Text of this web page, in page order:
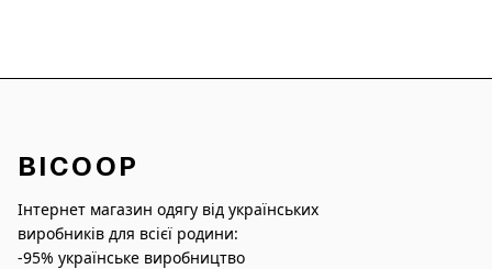
BICOOP
Інтернет магазин одягу від українських
виробників для всієї родини:
-95% українське виробництво